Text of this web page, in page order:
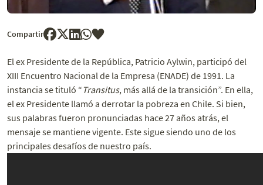
Compartir
El ex Presidente de la República, Patricio Aylwin, participó del
XIII Encuentro Nacional de la Empresa (ENADE) de 1991. La
instancia se tituló “ Transitus, más allá de la transición”. En ella,
el ex Presidente llamó a derrotar la pobreza en Chile. Si bien,
sus palabras fueron pronunciadas hace 27 años atrás, el
mensaje se mantiene vigente. Este sigue siendo uno de los
principales desafíos de nuestro país.